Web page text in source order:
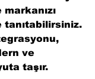
ve
taşır.